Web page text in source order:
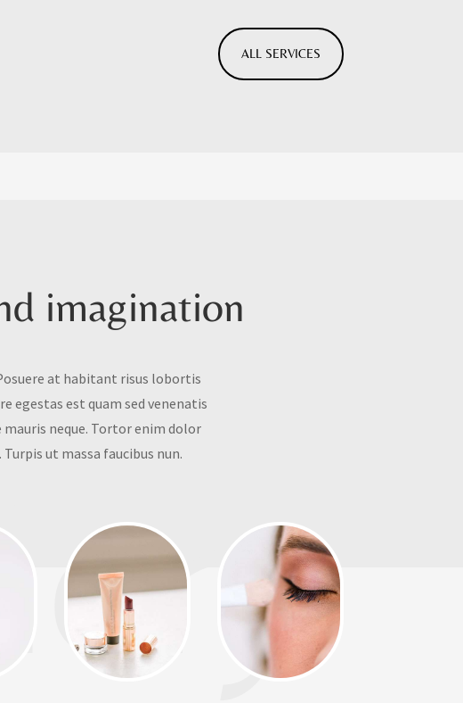
ALL SERVICES
imagination
at habitant risus lobortis
egestas est quam sed venenatis
neque. Tortor enim dolor
ut massa faucibus nun.